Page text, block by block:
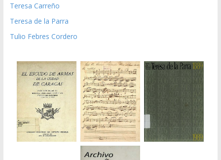
Teresa Carreño
Teresa de la Parra
Tulio Febres Cordero